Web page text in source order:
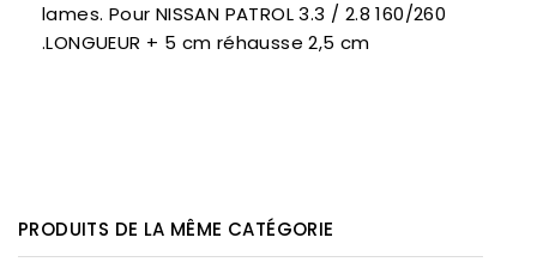
lames. Pour NISSAN PATROL 3.3 / 2.8 160/260
.LONGUEUR + 5 cm réhausse 2,5 cm
PRODUITS DE LA MÊME CATÉGORIE